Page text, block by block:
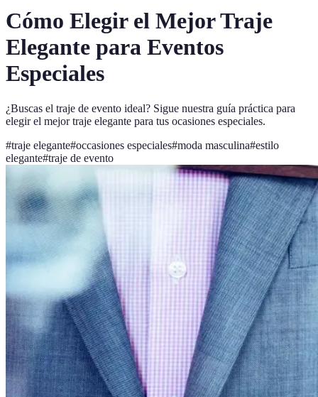
Cómo Elegir el Mejor Traje
Elegante para Eventos
Especiales
¿Buscas el traje de evento ideal? Sigue nuestra guía práctica para
elegir el mejor traje elegante para tus ocasiones especiales.
#traje elegante#occasiones especiales#moda masculina#estilo
elegante#traje de evento